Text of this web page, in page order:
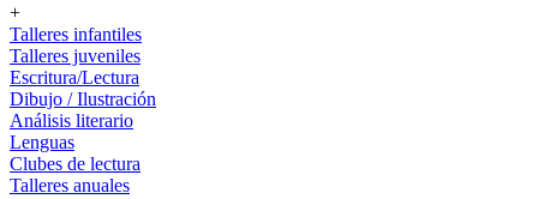
+
Talleres infantiles
Talleres juveniles
Escritura/Lectura
Dibujo / Ilustración
Análisis literario
Lenguas
Clubes de lectura
Talleres anuales